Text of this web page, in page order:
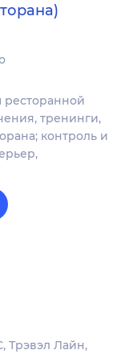
ресторанной
тренинги,
контроль и
Трэвэл Лайн,